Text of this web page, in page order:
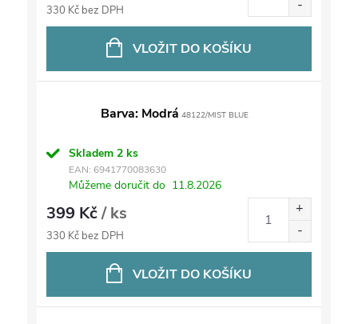
330 Kč bez DPH
VLOŽIT DO KOŠÍKU
Barva: Modrá 48122/MIST BLUE
Skladem 2 ks
EAN: 6941770083630
Můžeme doručit do 11.8.2026
399 Kč/ ks
330 Kč bez DPH
VLOŽIT DO KOŠÍKU